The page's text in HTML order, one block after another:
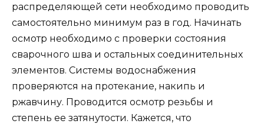
распределяющей сети необходимо проводить
самостоятельно минимум раз в год. Начинать
осмотр необходимо с проверки состояния
сварочного шва и остальных соединительных
элементов. Системы водоснабжения
проверяются на протекание, накипь и
ржавчину. Проводится осмотр резьбы и
степень ее затянутости. Кажется, что